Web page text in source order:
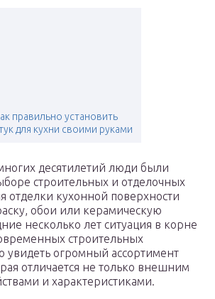
правильно установить
для кухни своими руками
десятилетий люди были
строительных и отделочных
отделки кухонной поверхности
обои или керамическую
несколько лет ситуация в корне
строительных
увидеть огромный ассортимент
отличается не только внешним
и характеристиками.